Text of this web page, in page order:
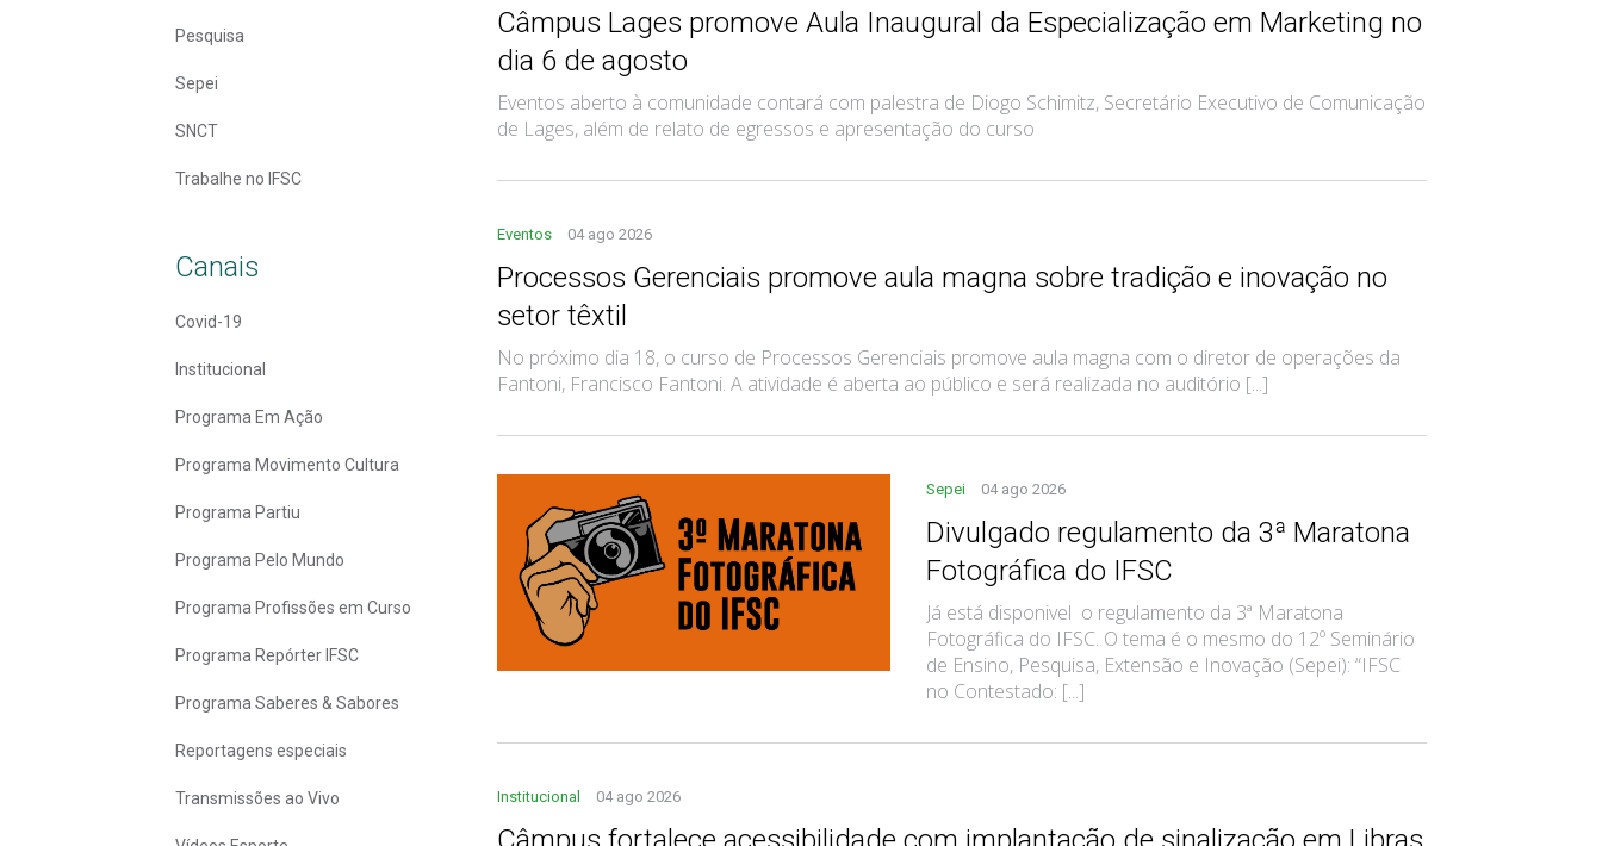
Pesquisa
Sepei
SNCT
Trabalhe no IFSC
Canais
Covid-19
Institucional
Programa Em Ação
Programa Movimento Cultura
Programa Partiu
Programa Pelo Mundo
Programa Profissões em Curso
Programa Repórter IFSC
Programa Saberes & Sabores
Reportagens especiais
Transmissões ao Vivo
Câmpus Lages promove Aula Inaugural da Especialização em Marketing no
dia 6 de agosto
Eventos aberto à comunidade contará com palestra de Diogo Schimitz, Secretário Executivo de Comunicação
de Lages, além de relato de egressos e apresentação do curso
Eventos 04 ago 2026
Processos Gerenciais promove aula magna sobre tradição e inovação no
setor têxtil
No próximo dia 18, o curso de Processos Gerenciais promove aula magna com o diretor de operações da
Fantoni, Francisco Fantoni. A atividade é aberta ao público e será realizada no auditório [...]
Sepei 04 ago 2026
Divulgado regulamento da 3ª Maratona
Fotográfica do IFSC
Já está disponivel o regulamento da 3ª Maratona
Fotográfica do IFSC. O tema é o mesmo do 12º Seminário
de Ensino, Pesquisa, Extensão e Inovação (Sepei): “IFSC
no Contestado: [...]
Institucional 04 ago 2026